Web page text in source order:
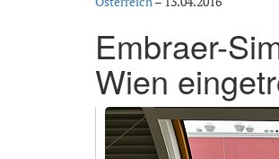
Embraer-
Wien